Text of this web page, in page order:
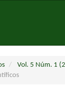
Vol. 5 Núm. 1